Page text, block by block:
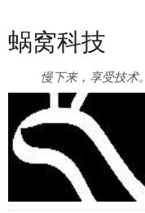
蜗窝科技
慢下来，享受技术。